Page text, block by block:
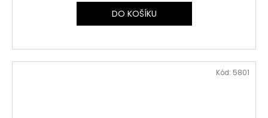
DO KOŠÍKU
Kód: 5801